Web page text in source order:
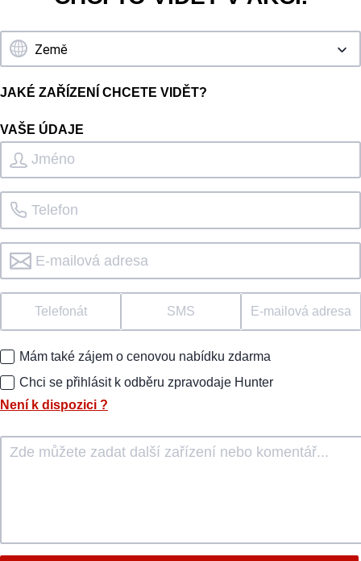
JAKÉ ZAŘÍZENÍ CHCETE VIDĚT?
VAŠE ÚDAJE
Telefonát SMS E-mailová adresa
Mám také zájem o cenovou nabídku zdarma
Chci se přihlásit k odběru zpravodaje Hunter
Není k dispozici ?